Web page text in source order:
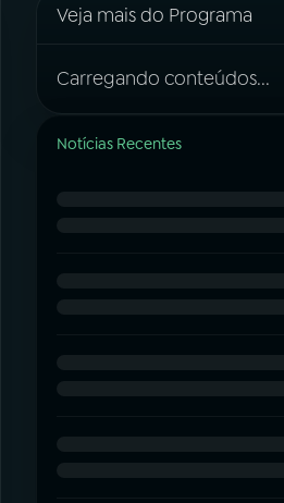
Veja mais do Programa
Carregando conteúdos...
Notícias Recentes